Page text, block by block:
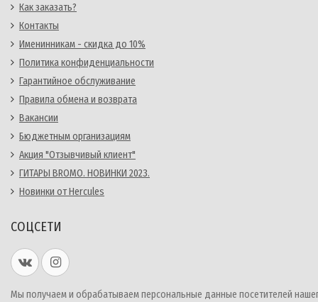
Как заказать?
Контакты
Именинникам - скидка до 10%
Политика конфиденциальности
Гарантийное обслуживание
Правила обмена и возврата
Вакансии
Бюджетным организациям
Акция "Отзывчивый клиент"
ГИТАРЫ BROMO. НОВИНКИ 2023.
Новинки от Hercules
СОЦСЕТИ
Мы получаем и обрабатываем персональные данные посетителей